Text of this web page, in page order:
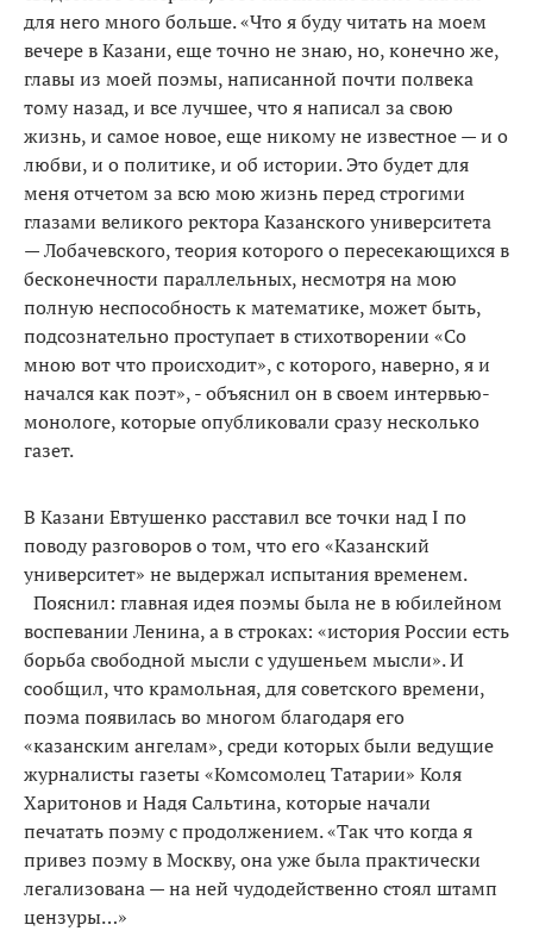
для него много больше. «Что я буду читать на моем
вечере в Казани, еще точно не знаю, но, конечно же,
главы из моей поэмы, написанной почти полвека
тому назад, и все лучшее, что я написал за свою
жизнь, и самое новое, еще никому не известное — и о
любви, и о политике, и об истории. Это будет для
меня отчетом за всю мою жизнь перед строгими
глазами великого ректора Казанского университета
— Лобачевского, теория которого о пересекающихся в
бесконечности параллельных, несмотря на мою
полную неспособность к математике, может быть,
подсознательно проступает в стихотворении «Со
мною вот что происходит», с которого, наверно, я и
начался как поэт», - объяснил он в своем интервью-
монологе, которые опубликовали сразу несколько
газет.
В Казани Евтушенко расставил все точки над I по
поводу разговоров о том, что его «Казанский
университет» не выдержал испытания временем.
Пояснил: главная идея поэмы была не в юбилейном
воспевании Ленина, а в строках: «история России есть
борьба свободной мысли с удушеньем мысли». И
сообщил, что крамольная, для советского времени,
поэма появилась во многом благодаря его
«казанским ангелам», среди которых были ведущие
журналисты газеты «Комсомолец Татарии» Коля
Харитонов и Надя Сальтина, которые начали
печатать поэму с продолжением. «Так что когда я
привез поэму в Москву, она уже была практически
легализована — на ней чудодейственно стоял штамп
цензуры…»